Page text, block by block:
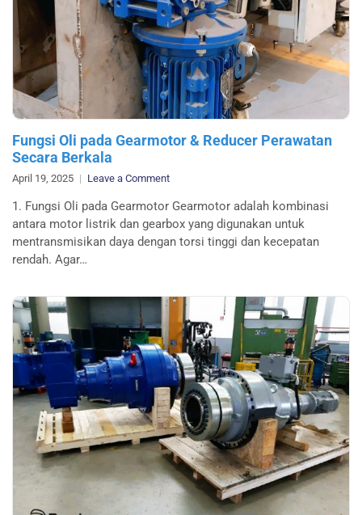
Fungsi Oli pada Gearmotor & Reducer Perawatan
Secara Berkala
April 19, 2025 Leave a Commenton
Oli
pada
Gearmotor
Perawatan
Secara
Berkala
1. Fungsi Oli pada Gearmotor Gearmotor adalah kombinasi
antara motor listrik dan gearbox yang digunakan untuk
mentransmisikan daya dengan torsi tinggi dan kecepatan
rendah. Agar…